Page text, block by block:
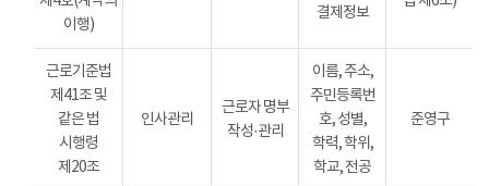
이행)
결제정보
근로기준법
제41조 및
같은 법
시행령
제20조
인사관리
근로자 명부
작성·관리
이름, 주소,
주민등록번
호, 성별,
학력, 학위,
학교, 전공
준영구